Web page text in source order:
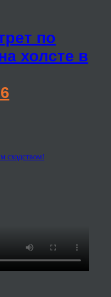
по
холсте в
сходством!